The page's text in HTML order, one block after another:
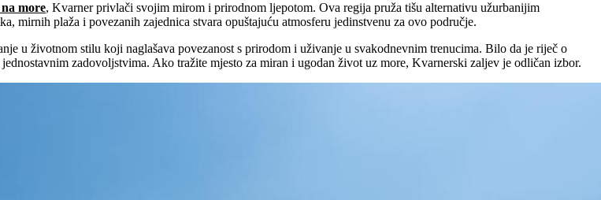
more, Kvarner privlači svojim mirom i prirodnom ljepotom. Ova regija pruža tišu alternativu užurbanijim
mirnih plaža i povezanih zajednica stvara opuštajuću atmosferu jedinstvenu za ovo područje.
u životnom stilu koji naglašava povezanost s prirodom i uživanje u svakodnevnim trenucima. Bilo da je riječ o
zadovoljstvima. Ako tražite mjesto za miran i ugodan život uz more, Kvarnerski zaljev je odličan izbor.